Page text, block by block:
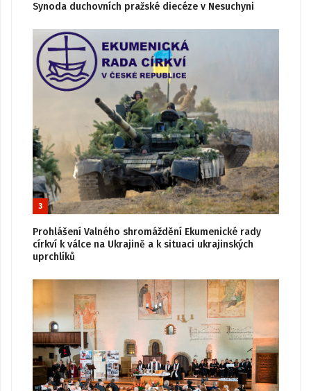
Synoda duchovních pražské diecéze v Nesuchyni
3
Prohlášení Valného shromáždění Ekumenické rady
církví k válce na Ukrajině a k situaci ukrajinských
uprchlíků